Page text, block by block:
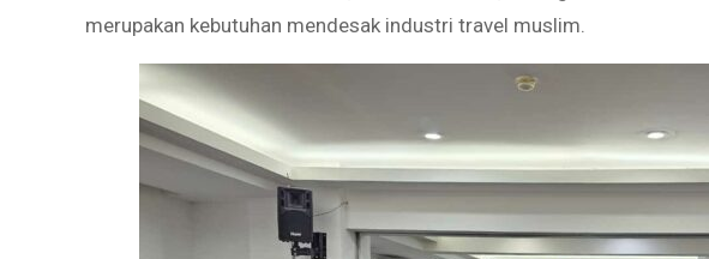
merupakan kebutuhan mendesak industri travel muslim.